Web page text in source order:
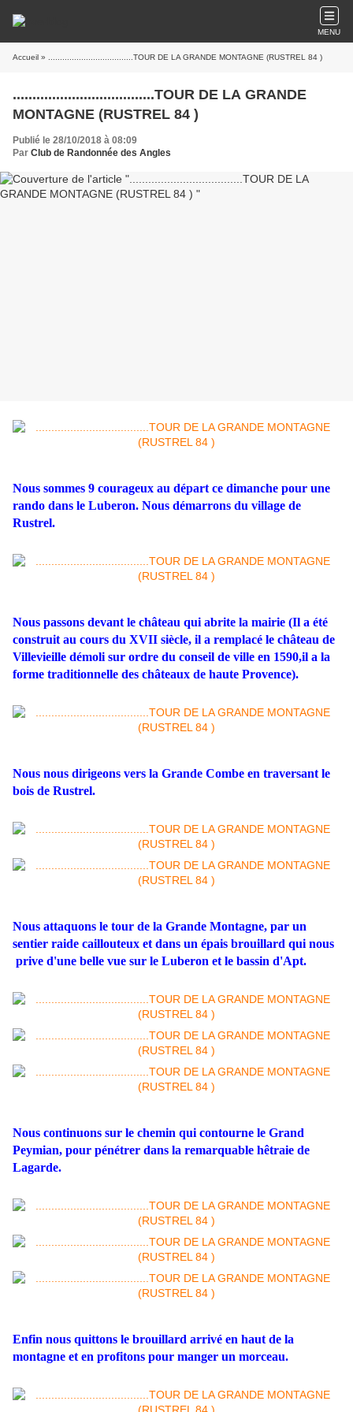
MENU
Accueil » ....................................TOUR DE LA GRANDE MONTAGNE (RUSTREL 84 )
....................................TOUR DE LA GRANDE
MONTAGNE (RUSTREL 84 )
Publié le 28/10/2018 à 08:09
Par Club de Randonnée des Angles
Nous sommes 9 courageux au départ ce dimanche pour une
rando dans le Luberon. Nous démarrons du village de
Rustrel.
Nous passons devant le château qui abrite la mairie (Il a été
construit au cours du XVII siècle, il a remplacé le château de
Villevieille démoli sur ordre du conseil de ville en 1590,il a la
forme traditionnelle des châteaux de haute Provence).
Nous nous dirigeons vers la Grande Combe en traversant le
bois de Rustrel.
Nous attaquons le tour de la Grande Montagne, par un
sentier raide caillouteux et dans un épais brouillard qui nous
prive d'une belle vue sur le Luberon et le bassin d'Apt.
Nous continuons sur le chemin qui contourne le Grand
Peymian, pour pénétrer dans la remarquable hêtraie de
Lagarde.
Enfin nous quittons le brouillard arrivé en haut de la
montagne et en profitons pour manger un morceau.